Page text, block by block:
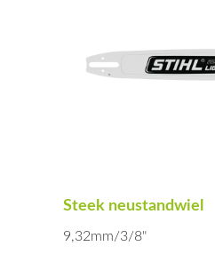
Steek neustandwiel
9,32mm/3/8"